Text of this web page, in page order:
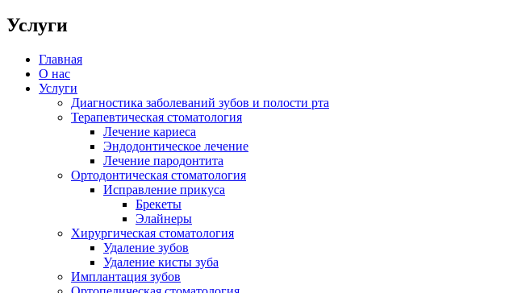
Услуги
Главная
О нас
Услуги
Диагностика заболеваний зубов и полости рта
Терапевтическая стоматология
Лечение кариеса
Эндодонтическое лечение
Лечение пародонтита
Ортодонтическая стоматология
Исправление прикуса
Брекеты
Элайнеры
Хирургическая стоматология
Удаление зубов
Удаление кисты зуба
Имплантация зубов